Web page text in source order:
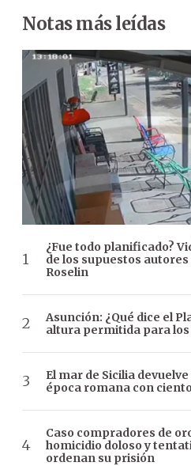
Notas más leídas
¿Fue todo planificado?
de los supuestos
Roselin
Asunción: ¿Qué dice el
altura permitida para los
El mar de Sicilia
época romana con
Caso compradores de
homicidio doloso y
ordenan su prisión